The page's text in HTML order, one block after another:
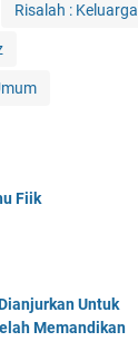
Risalah : Keluarga
Fiik
Untuk
Memandikan